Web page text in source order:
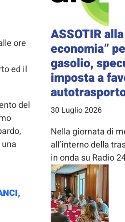
ore
ed il
del
ASSOTIR
economia”
gasolio,
imposta a
30 Luglio 2026
Nella giornata di
all’interno della
in onda su Radio